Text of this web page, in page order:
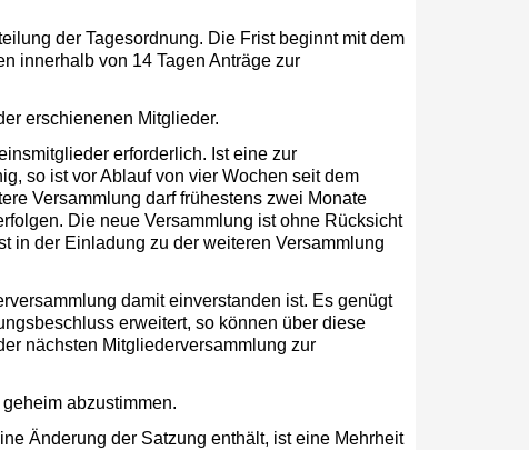
der Tagesordnung. Die Frist beginnt mit dem
innerhalb von 14 Tagen Anträge zur
erschienenen Mitglieder.
erforderlich. Ist eine zur
so ist vor Ablauf von vier Wochen seit dem
Versammlung darf frühestens zwei Monate
Die neue Versammlung ist ohne Rücksicht
in der Einladung zu der weiteren Versammlung
damit einverstanden ist. Es genügt
erweitert, so können über diese
nächsten Mitgliederversammlung zur
abzustimmen.
Änderung der Satzung enthält, ist eine Mehrheit